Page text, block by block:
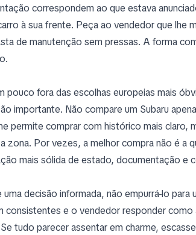
correspondem ao que estava
à sua frente. Peça ao vendedor que lhe
de manutenção sem pressas. A forma
fora das escolhas europeias mais
importante. Não compare um Subaru
permite comprar com histórico mais claro,
zona. Por vezes, a melhor compra não é a
mais sólida de estado, documentação e
decisão informada, não empurrá-lo para
e o vendedor responder como
tudo parecer assentar em charme,